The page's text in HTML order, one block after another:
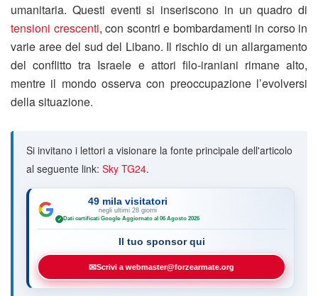
umanitaria. Questi eventi si inseriscono in un quadro di
tensioni crescenti, con scontri e bombardamenti in corso in
varie aree del sud del Libano. Il rischio di un allargamento
del conflitto tra Israele e attori filo-iraniani rimane alto,
mentre il mondo osserva con preoccupazione l’evolversi
della situazione.
Si invitano i lettori a visionare la fonte principale dell'articolo
al seguente link: Sky TG24.
49 mila visitatori
negli ultimi 28 giorni
✓ Dati certificati Google·Aggiornato al 06 Agosto 2026
Il tuo sponsor qui
✉Scrivi a webmaster@forzearmate.org